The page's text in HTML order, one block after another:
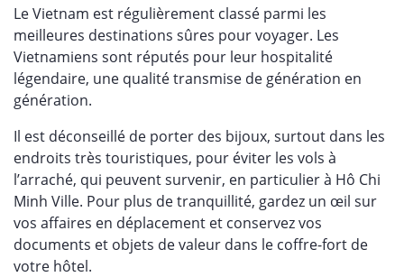
Le Vietnam est régulièrement classé parmi les
meilleures destinations sûres pour voyager. Les
Vietnamiens sont réputés pour leur hospitalité
légendaire, une qualité transmise de génération en
génération.
Il est déconseillé de porter des bijoux, surtout dans les
endroits très touristiques, pour éviter les vols à
l’arraché, qui peuvent survenir, en particulier à Hô Chi
Minh Ville. Pour plus de tranquillité, gardez un œil sur
vos affaires en déplacement et conservez vos
documents et objets de valeur dans le coffre-fort de
votre hôtel.